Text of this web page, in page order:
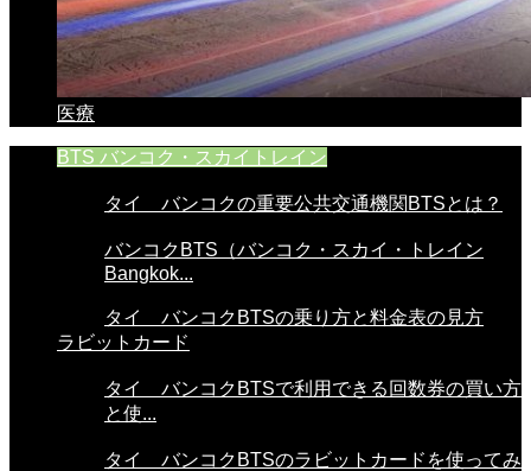
医療
BTS バンコク・スカイトレイン
タイ バンコクの重要公共交通機関BTSとは？
バンコクBTS（バンコク・スカイ・トレイン
Bangkok...
タイ バンコクBTSの乗り方と料金表の見方
ラビットカード
タイ バンコクBTSで利用できる回数券の買い方
と使...
タイ バンコクBTSのラビットカードを使ってみ